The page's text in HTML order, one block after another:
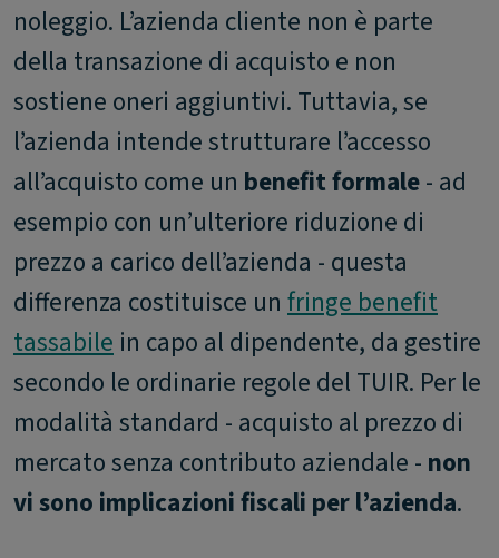
noleggio. L’azienda cliente non è parte
della transazione di acquisto e non
sostiene oneri aggiuntivi. Tuttavia, se
l’azienda intende strutturare l’accesso
all’acquisto come un benefit formale- ad
esempio con un’ulteriore riduzione di
prezzo a carico dell’azienda - questa
differenza costituisce un fringe benefit
tassabile in capo al dipendente, da gestire
secondo le ordinarie regole del TUIR. Per le
modalità standard - acquisto al prezzo di
mercato senza contributo aziendale - non
vi sono implicazioni fiscali per l’azienda.